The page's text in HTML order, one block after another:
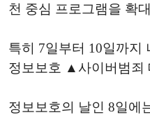
천 중심 프로그램을 확
특히 7일부터 10일까
정보보호 ▲사이버범죄
정보보호의 날인 8일에